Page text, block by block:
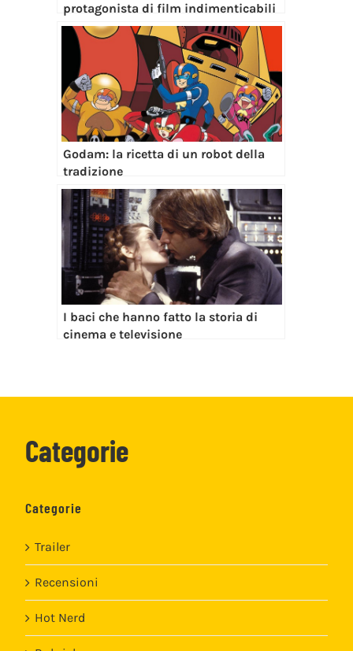
protagonista di film indimenticabili
Godam: la ricetta di un robot della
tradizione
I baci che hanno fatto la storia di
cinema e televisione
Categorie
Categorie
Trailer
Recensioni
Hot Nerd